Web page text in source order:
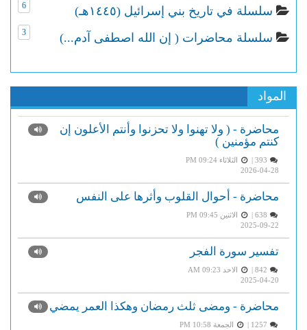
سلسلة في تاريخ بني إسرائيل (١٤٤٥هـ) 6
سلسلة محاضرات ( إن الله اصطفى آدم...) 3
المواد
محاضرة - ( ولا تهنوا ولا تحزنوا وأنتم الأعلون إن
كنتم مؤمنين )
الثلاثاء PM 09:24
2026-04-28
محاضرة - أحوال القلوب وأثرها على النفس
الاثنين PM 09:45
2025-09-22
تفسير سورة الفجر
الاحد AM 09:23
2025-04-20
محاضرة - ومضى ثلث رمضان وهكذا العمر يمضي
الجمعة PM 10:58